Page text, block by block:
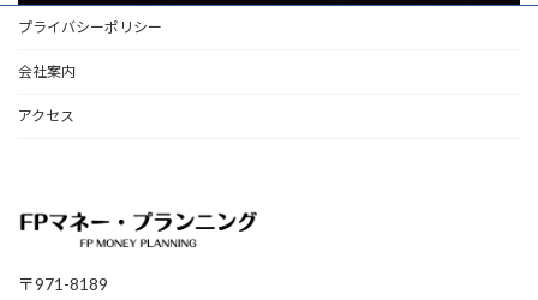
プライバシーポリシー
会社案内
アクセス
〒971-8189